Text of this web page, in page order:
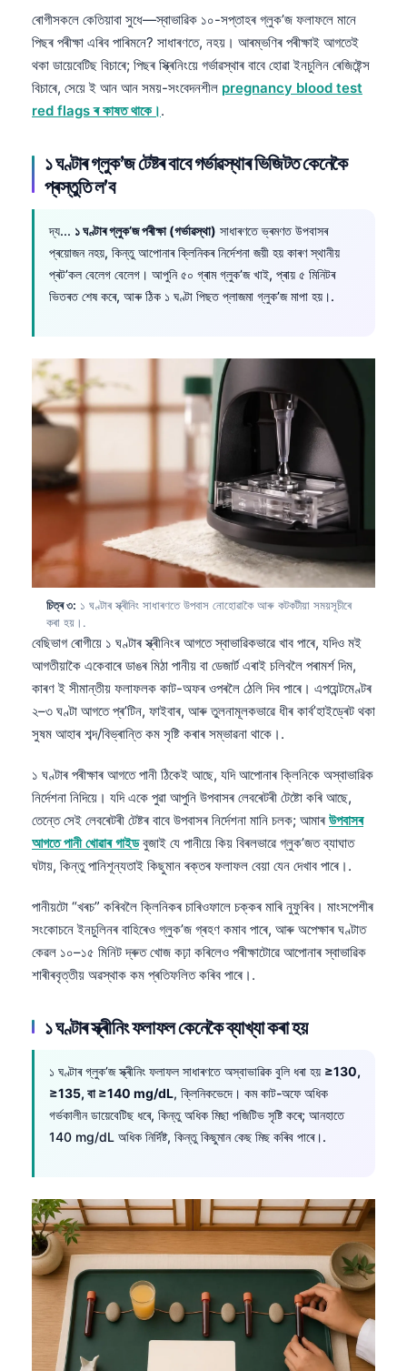
ৰোগীসকলে কেতিয়াবা সুধে—স্বাভাৱিক ১০-সপ্তাহৰ গ্লুক’জ ফলাফলে মানে
পিছৰ পৰীক্ষা এৰিব পাৰিমনে? সাধাৰণতে, নহয়। আৰম্ভণিৰ পৰীক্ষাই আগতেই
থকা ডায়েবেটিছ বিচাৰে; পিছৰ স্ক্ৰিনিংয়ে গৰ্ভাৱস্থাৰ বাবে হোৱা ইনচুলিন ৰেজিষ্টেন্স
বিচাৰে, সেয়ে ই আন আন সময়-সংবেদনশীল pregnancy blood test
red flags ৰ কাষত থাকে।.
১ ঘণ্টাৰ গ্লুক’জ টেষ্টৰ বাবে গৰ্ভাৱস্থাৰ ভিজিটত কেনেকৈ
প্ৰস্তুতি ল’ব
দ্য... ১ ঘণ্টাৰ গ্লুক’জ পৰীক্ষা (গৰ্ভাৱস্থা) সাধাৰণতে ভ্ৰমণত উপবাসৰ
প্ৰয়োজন নহয়, কিন্তু আপোনাৰ ক্লিনিকৰ নিৰ্দেশনা জয়ী হয় কাৰণ স্থানীয়
প্ৰট’কল বেলেগ বেলেগ। আপুনি ৫০ গ্ৰাম গ্লুক’জ খাই, প্ৰায় ৫ মিনিটৰ
ভিতৰত শেষ কৰে, আৰু ঠিক ১ ঘণ্টা পিছত প্লাজমা গ্লুক’জ মাপা হয়।.
চিত্ৰ ৩: ১ ঘণ্টাৰ স্ক্ৰীনিং সাধাৰণতে উপবাস নোহোৱাকৈ আৰু কটকটীয়া সময়সূচীৰে
কৰা হয়।.
বেছিভাগ ৰোগীয়ে ১ ঘণ্টাৰ স্ক্ৰীনিংৰ আগতে স্বাভাৱিকভাৱে খাব পাৰে, যদিও মই
আগতীয়াকৈ একেবাৰে ডাঙৰ মিঠা পানীয় বা ডেজাৰ্ট এৰাই চলিবলৈ পৰামৰ্শ দিম,
কাৰণ ই সীমান্তীয় ফলাফলক কাট-অফৰ ওপৰলৈ ঠেলি দিব পাৰে। এপয়েন্টমেণ্টৰ
২–৩ ঘণ্টা আগতে প্ৰ’টিন, ফাইবাৰ, আৰু তুলনামূলকভাৱে ধীৰ কাৰ্ব’হাইড্ৰেট থকা
সুষম আহাৰ শব্দ/বিভ্ৰান্তি কম সৃষ্টি কৰাৰ সম্ভাৱনা থাকে।.
১ ঘণ্টাৰ পৰীক্ষাৰ আগতে পানী ঠিকেই আছে, যদি আপোনাৰ ক্লিনিকে অস্বাভাৱিক
নিৰ্দেশনা নিদিয়ে। যদি একে পুৱা আপুনি উপবাসৰ লেবৰেটৰী টেষ্টো কৰি আছে,
তেন্তে সেই লেবৰেটৰী টেষ্টৰ বাবে উপবাসৰ নিৰ্দেশনা মানি চলক; আমাৰ উপবাসৰ
আগতে পানী খোৱাৰ গাইডবুজাই যে পানীয়ে কিয় বিৰলভাৱে গ্লুক’জত ব্যাঘাত
ঘটায়, কিন্তু পানিশূন্যতাই কিছুমান ৰক্তৰ ফলাফল বেয়া যেন দেখাব পাৰে।.
পানীয়টো “খৰচ” কৰিবলৈ ক্লিনিকৰ চাৰিওফালে চক্কৰ মাৰি নুফুৰিব। মাংসপেশীৰ
সংকোচনে ইনচুলিনৰ বাহিৰেও গ্লুক’জ গ্ৰহণ কমাব পাৰে, আৰু অপেক্ষাৰ ঘণ্টাত
কেৱল ১০–১৫ মিনিট দ্ৰুত খোজ কঢ়া কৰিলেও পৰীক্ষাটোৱে আপোনাৰ স্বাভাৱিক
শাৰীৰবৃত্তীয় অৱস্থাক কম প্ৰতিফলিত কৰিব পাৰে।.
১ ঘণ্টাৰ স্ক্ৰীনিং ফলাফল কেনেকৈ ব্যাখ্যা কৰা হয়
১ ঘণ্টাৰ গ্লুক’জ স্ক্ৰীনিং ফলাফল সাধাৰণতে অস্বাভাৱিক বুলি ধৰা হয় ≥130,
≥135, বা ≥140 mg/dL, ক্লিনিকভেদে। কম কাট-অফে অধিক
গৰ্ভকালীন ডায়েবেটিছ ধৰে, কিন্তু অধিক মিছা পজিটিভ সৃষ্টি কৰে; আনহাতে
140 mg/dL অধিক নিৰ্দিষ্ট, কিন্তু কিছুমান কেছ মিছ কৰিব পাৰে।.